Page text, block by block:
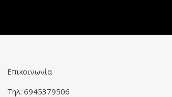
Επικοινωνία
Τηλ: 6945379506